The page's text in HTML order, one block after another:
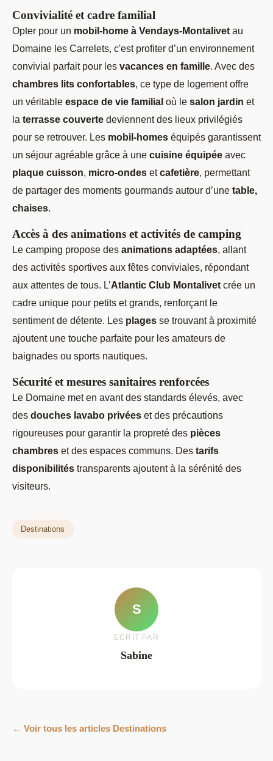
Convivialité et cadre familial
Opter pour un mobil-home à Vendays-Montalivet au
Domaine les Carrelets, c'est profiter d’un environnement
convivial parfait pour les vacances en famille. Avec des
chambres lits confortables, ce type de logement offre
un véritable espace de vie familial où le salon jardin et
la terrasse couverte deviennent des lieux privilégiés
pour se retrouver. Les mobil-homes équipés garantissent
un séjour agréable grâce à une cuisine équipée avec
plaque cuisson, micro-ondes etcafetière, permettant
de partager des moments gourmands autour d’une table,
chaises.
Accès à des animations et activités de camping
Le camping propose des animations adaptées, allant
des activités sportives aux fêtes conviviales, répondant
aux attentes de tous. L’Atlantic Club Montalivet crée un
cadre unique pour petits et grands, renforçant le
sentiment de détente. Les plages se trouvant à proximité
ajoutent une touche parfaite pour les amateurs de
baignades ou sports nautiques.
Sécurité et mesures sanitaires renforcées
Le Domaine met en avant des standards élevés, avec
des douches lavabo privées et des précautions
rigoureuses pour garantir la propreté des pièces
chambres et des espaces communs. Des tarifs
disponibilités transparents ajoutent à la sérénité des
visiteurs.
Destinations
S
ECRIT PAR
Sabine
← Voir tous les articles Destinations